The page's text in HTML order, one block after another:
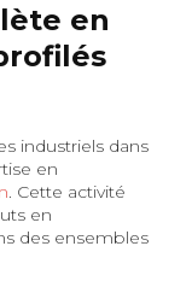
en
industriels dans
en
. Cette activité
en
des ensembles